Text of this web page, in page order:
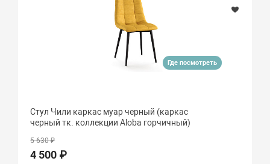
Где посмотреть
Стул Чили каркас муар черный (каркас
черный тк. коллекции Aloba горчичный)
5 630 ₽
4 500 ₽